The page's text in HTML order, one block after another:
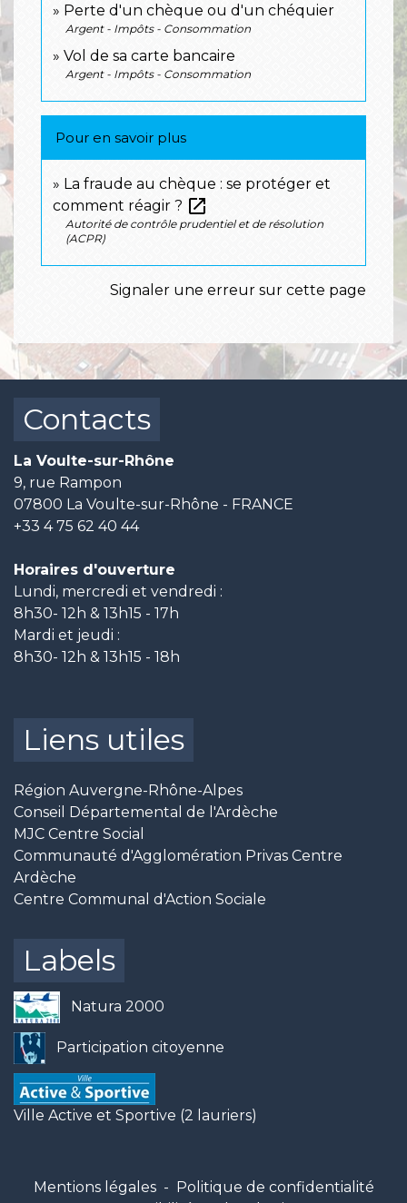
Perte d'un chèque ou d'un chéquier
Argent - Impôts - Consommation
Vol de sa carte bancaire
Argent - Impôts - Consommation
Pour en savoir plus
La fraude au chèque : se protéger et
comment réagir ? open_in_new
Autorité de contrôle prudentiel et de résolution
(ACPR)
Signaler une erreur sur cette page
Contacts
La Voulte-sur-Rhône
9, rue Rampon
07800 La Voulte-sur-Rhône - FRANCE
+33 4 75 62 40 44
Horaires d'ouverture
Lundi, mercredi et vendredi :
8h30- 12h & 13h15 - 17h
Mardi et jeudi :
8h30- 12h & 13h15 - 18h
Liens utiles
Région Auvergne-Rhône-Alpes
Conseil Départemental de l'Ardèche
MJC Centre Social
Communauté d'Agglomération Privas Centre
Ardèche
Centre Communal d'Action Sociale
Labels
Natura 2000
Participation citoyenne
Ville Active et Sportive (2 lauriers)
Mentions légales - Politique de confidentialité